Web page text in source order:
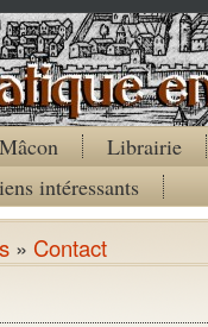
Librairie
intéressants
» Contact